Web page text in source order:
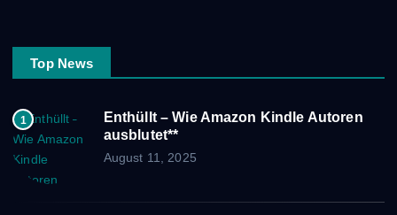
Top News
1
Enthüllt – Wie Amazon Kindle Autoren
ausblutet**
August 11, 2025